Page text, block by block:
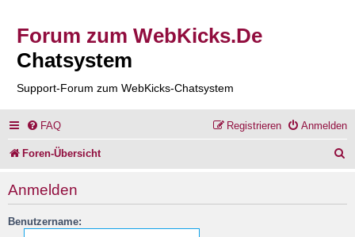
Forum zum WebKicks.De
Chatsystem
Support-Forum zum WebKicks-Chatsystem
FAQ Anmelden
Registrieren
Foren-Übersicht
Anmelden
Benutzername: